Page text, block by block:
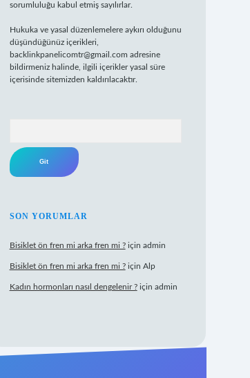
sorumluluğu kabul etmiş sayılırlar.
Hukuka ve yasal düzenlemelere aykırı olduğunu
düşündüğünüz içerikleri,
backlinkpanelicomtr@gmail.com adresine
bildirmeniz halinde, ilgili içerikler yasal süre
içerisinde sitemizden kaldırılacaktır.
SON YORUMLAR
Bisiklet ön fren mi arka fren mi ?için admin
Bisiklet ön fren mi arka fren mi ?için Alp
Kadın hormonları nasıl dengelenir ?için admin